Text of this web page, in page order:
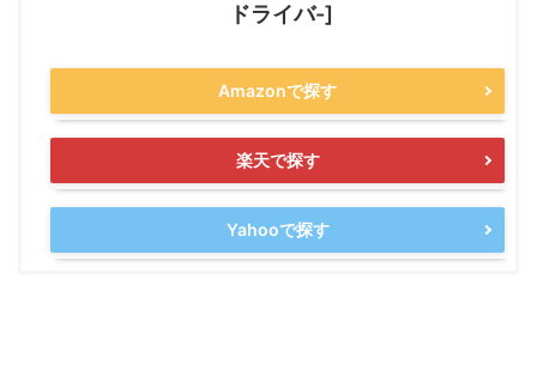
ドライバ-]
Amazonで探す
楽天で探す
Yahooで探す